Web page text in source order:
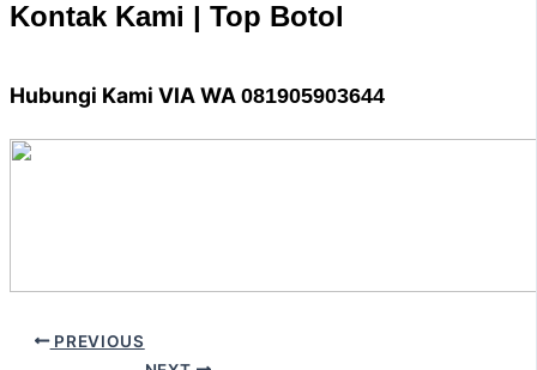
Kontak Kami | Top Botol
Hubungi Kami VIA WA 081905903644
PREVIOUS